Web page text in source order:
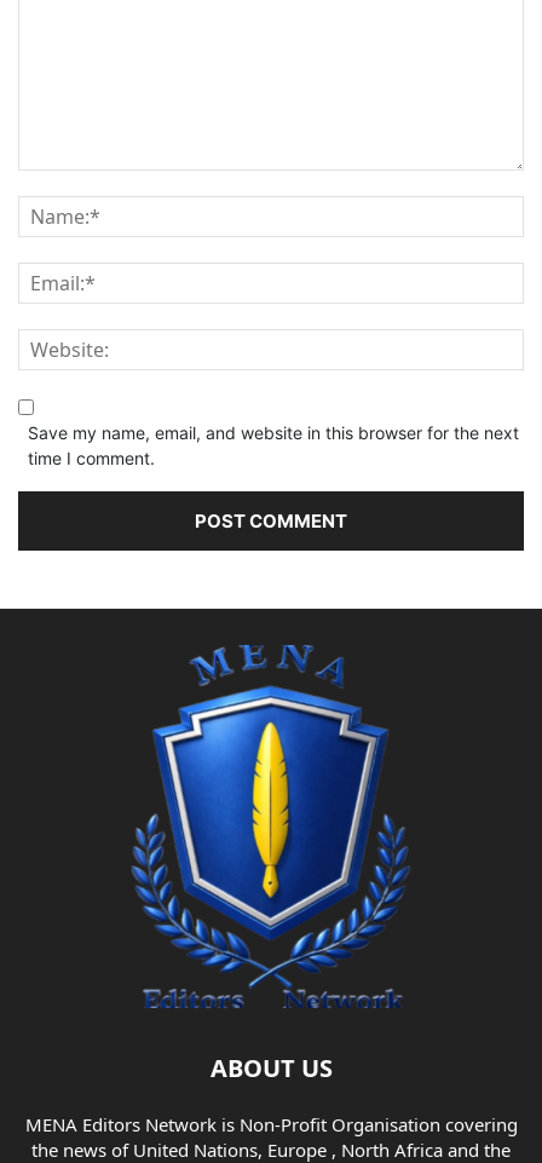
Save my name, email, and website in this browser for the next
time I comment.
ABOUT US
MENA Editors Network is Non-Profit Organisation covering
the news of United Nations, Europe , North Africa and the